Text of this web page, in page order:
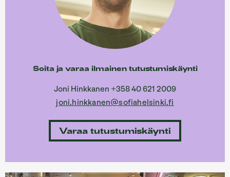
Soita ja varaa ilmainen tutustumiskäynti
Joni Hinkkanen +358 40 621 2009
joni.hinkkanen@sofiahelsinki.fi
Varaa tutustumiskäynti